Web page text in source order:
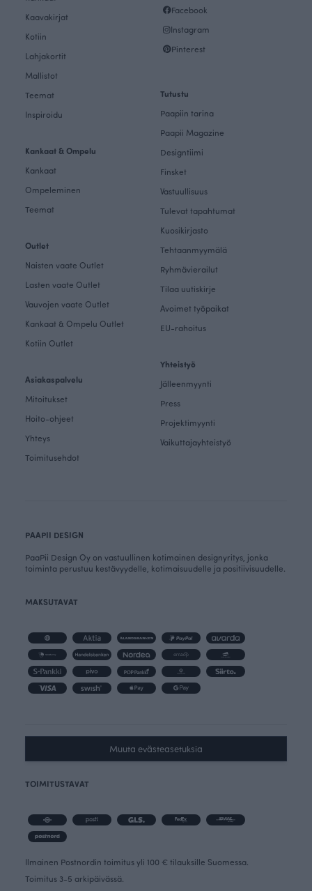
Kaavakirjat
Kotiin
Lahjakortit
Mallistot
Teemat
Inspiroidu
Kankaat & Ompelu
Kankaat
Ompeleminen
Teemat
Outlet
Naisten vaate Outlet
Lasten vaate Outlet
Vauvojen vaate Outlet
Kankaat & Ompelu Outlet
Kotiin Outlet
Asiakaspalvelu
Mitoitukset
Hoito-ohjeet
Yhteys
Toimitusehdot
Facebook
Instagram
Pinterest
Tutustu
Paapiin tarina
Paapii Magazine
Designtiimi
Finsket
Vastuullisuus
Tulevat tapahtumat
Kuosikirjasto
Tehtaanmyymälä
Ryhmävierailut
Tilaa uutiskirje
Avoimet työpaikat
EU-rahoitus
Yhteistyö
Jälleenmyynti
Press
Projektimyynti
Vaikuttajayhteistyö
PAAPII DESIGN
PaaPii Design Oy on vastuullinen kotimainen designyritys, jonka
toiminta perustuu kestävyydelle, kotimaisuudelle ja positiivisuudelle.
MAKSUTAVAT
Muuta evästeasetuksia
TOIMITUSTAVAT
Ilmainen Postnordin toimitus yli 100 € tilauksille Suomessa.
Toimitus 3-5 arkipäivässä.